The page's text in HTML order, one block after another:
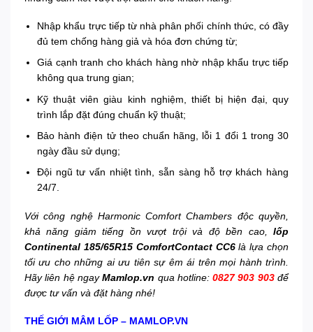
Nhập khẩu trực tiếp từ nhà phân phối chính thức, có đầy
đủ tem chống hàng giả và hóa đơn chứng từ;
Giá cạnh tranh cho khách hàng nhờ nhập khẩu trực tiếp
không qua trung gian;
Kỹ thuật viên giàu kinh nghiệm, thiết bị hiện đại, quy
trình lắp đặt đúng chuẩn kỹ thuật;
Bảo hành điện tử theo chuẩn hãng, lỗi 1 đổi 1 trong 30
ngày đầu sử dụng;
Đội ngũ tư vấn nhiệt tình, sẵn sàng hỗ trợ khách hàng
24/7.
Với công nghệ Harmonic Comfort Chambers độc quyền,
khả năng giảm tiếng ồn vượt trội và độ bền cao,
lốp
Continental 185/65R15 ComfortContact CC6là lựa chọn
tối ưu cho những ai ưu tiên sự êm ái trên mọi hành trình.
Hãy liên hệ ngayMamlop.vn qua hotline:0827 903 903để
được tư vấn và đặt hàng nhé!
THẾ GIỚI MÂM LỐP – MAMLOP.VN